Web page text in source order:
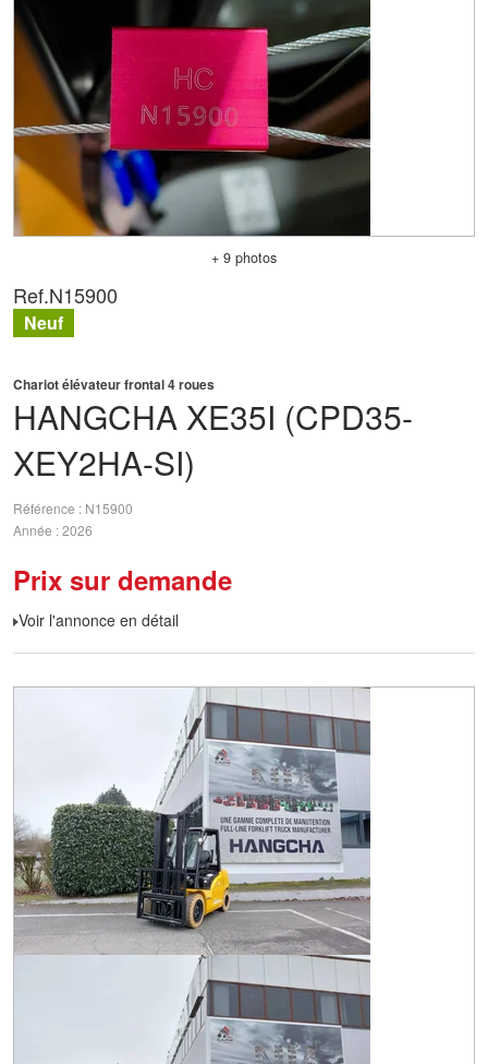
+ 9 photos
HANGCHA XE35I (CPD35-
XEY2HA-SI)
Chariot élévateur frontal 4 roues
Référence
N15900
Année 2026
Prix sur demande
Voir l'annonce en détail
Ref.N15900
Neuf